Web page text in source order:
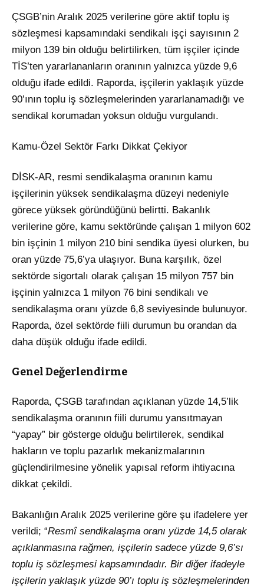
ÇSGB’nin Aralık 2025 verilerine göre aktif toplu iş
sözleşmesi kapsamındaki sendikalı işçi sayısının 2
milyon 139 bin olduğu belirtilirken, tüm işçiler içinde
TİS’ten yararlananların oranının yalnızca yüzde 9,6
olduğu ifade edildi. Raporda, işçilerin yaklaşık yüzde
90’ının toplu iş sözleşmelerinden yararlanamadığı ve
sendikal korumadan yoksun olduğu vurgulandı.
Kamu-Özel Sektör Farkı Dikkat Çekiyor
DİSK-AR, resmi sendikalaşma oranının kamu
işçilerinin yüksek sendikalaşma düzeyi nedeniyle
görece yüksek göründüğünü belirtti. Bakanlık
verilerine göre, kamu sektöründe çalışan 1 milyon 602
bin işçinin 1 milyon 210 bini sendika üyesi olurken, bu
oran yüzde 75,6’ya ulaşıyor. Buna karşılık, özel
sektörde sigortalı olarak çalışan 15 milyon 757 bin
işçinin yalnızca 1 milyon 76 bini sendikalı ve
sendikalaşma oranı yüzde 6,8 seviyesinde bulunuyor.
Raporda, özel sektörde fiili durumun bu orandan da
daha düşük olduğu ifade edildi.
Genel Değerlendirme
Raporda, ÇSGB tarafından açıklanan yüzde 14,5’lik
sendikalaşma oranının fiili durumu yansıtmayan
“yapay” bir gösterge olduğu belirtilerek, sendikal
hakların ve toplu pazarlık mekanizmalarının
güçlendirilmesine yönelik yapısal reform ihtiyacına
dikkat çekildi.
Bakanlığın Aralık 2025 verilerine göre şu ifadelere yer
verildi; “Resmî sendikalaşma oranı yüzde 14,5 olarak
açıklanmasına rağmen, işçilerin sadece yüzde 9,6’sı
toplu iş sözleşmesi kapsamındadır. Bir diğer ifadeyle
işçilerin yaklaşık yüzde 90’ı toplu iş sözleşmelerinden